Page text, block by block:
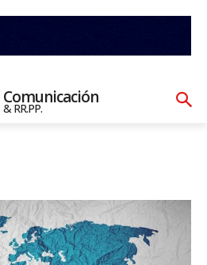
Comunicación
& RR.PP.